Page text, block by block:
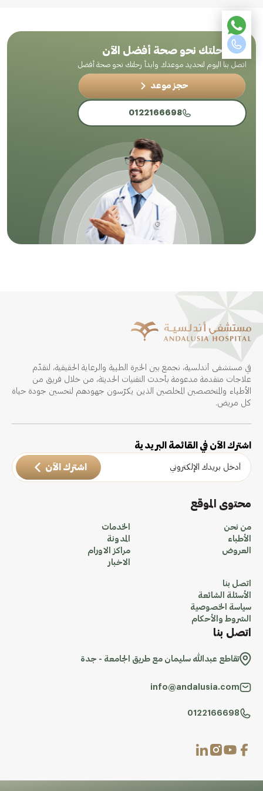
ابدأ رحلتك نحو صحة أفضل الآن
اتصل بنا اليوم لتحديد موعدك وابدأ رحلتك نحو صحة أفضل
حجز موعد
0122166698
في مستشفى أندلسية، نجمع بين الخبرة الطبية والرعاية الحقيقية، لنقدّم
علاجات متقدمة مدعومة بأحدث التقنيات الحديثة، من خلال فريق من
الأطباء والمتخصصين المخلصين الذين يكرّسون جهودهم لتحسين جودة حياة
كل مريض.
اشترك الآن في القائمة البريدية
اشترك الآن
محتوى الموقع
من نحن
الأطباء
العروض
الخدمات
المدونة
مراكز الاورام
الاخبار
اتصل بنا
الأسئلة الشائعة
سياسة الخصوصية
الشروط والأحكام
اتصل بنا
تقاطع عبدالله سليمان مع طريق الجامعة - جدة
info@andalusia.com
0122166698